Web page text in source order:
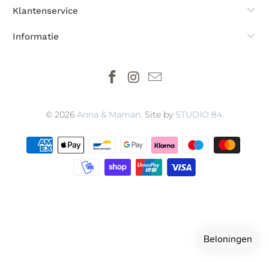
Klantenservice
Informatie
© 2026 Anna & Maman. Site by STUDIO 84.